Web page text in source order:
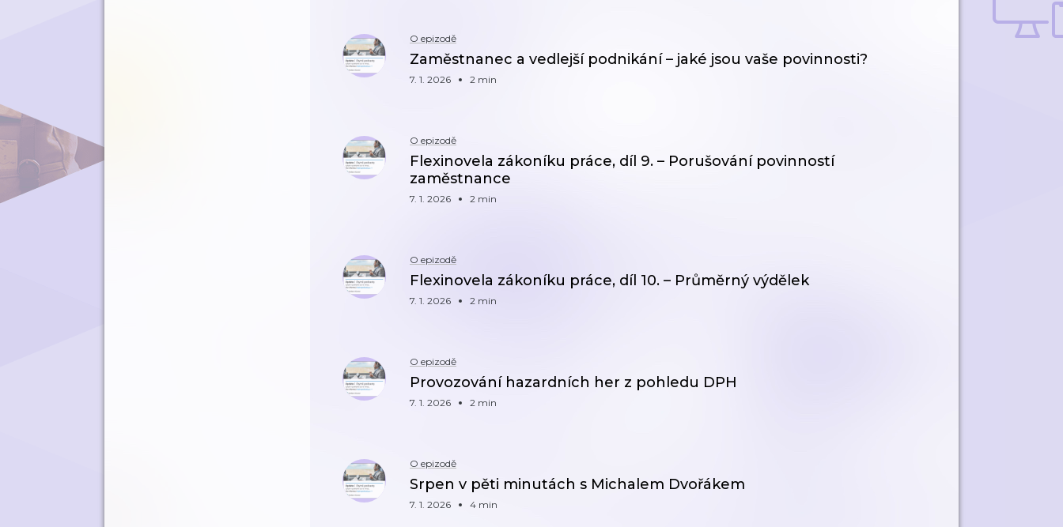
O epizodě
Zaměstnanec a vedlejší podnikání – jaké jsou vaše povinnosti?
7. 1. 2026 2 min
O epizodě
Flexinovela zákoníku práce, díl 9. – Porušování povinností
zaměstnance
7. 1. 2026 2 min
O epizodě
Flexinovela zákoníku práce, díl 10. – Průměrný výdělek
7. 1. 2026 2 min
O epizodě
Provozování hazardních her z pohledu DPH
7. 1. 2026 2 min
O epizodě
Srpen v pěti minutách s Michalem Dvořákem
7. 1. 2026 4 min